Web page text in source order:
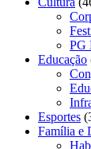
PG
Educação
Esportes
Família e